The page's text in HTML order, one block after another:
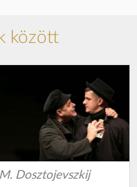
között
Dosztojevszkij